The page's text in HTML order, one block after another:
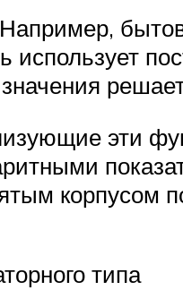
Например,
использует
эти
корпусом
типа